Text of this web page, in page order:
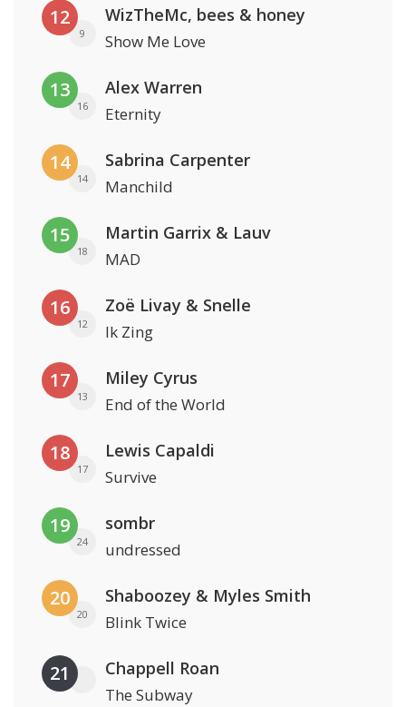
12
9
WizTheMc, bees & honey
Show Me Love
13
16
Alex Warren
Eternity
14
14
Sabrina Carpenter
Manchild
15
18
Martin Garrix & Lauv
MAD
16
12
Zoë Livay & Snelle
Ik Zing
17
13
Miley Cyrus
End of the World
18
17
Lewis Capaldi
Survive
19
24
sombr
undressed
20
20
Shaboozey & Myles Smith
Blink Twice
21 Chappell Roan
The Subway